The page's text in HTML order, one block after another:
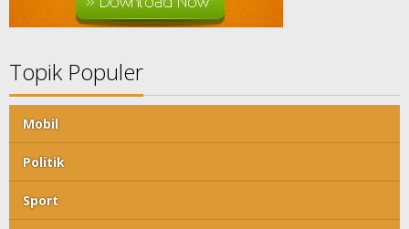
Topik Populer
Mobil
Politik
Sport